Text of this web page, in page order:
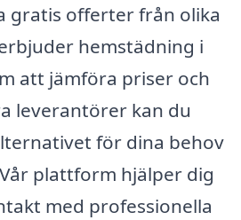
gratis offerter från olika
hemstädning i
att jämföra priser och
leverantörer kan du
för dina behov
plattform hjälper dig
med professionella